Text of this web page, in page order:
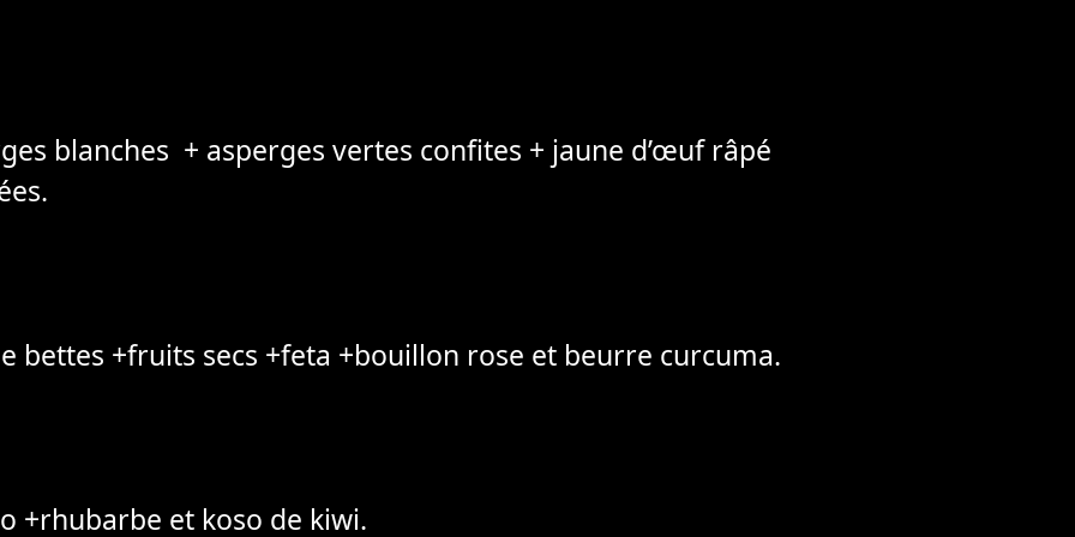
blanches + asperges vertes confites + jaune d’œuf râpé
bettes +fruits secs +feta +bouillon rose et beurre curcuma.
+rhubarbe et koso de kiwi.